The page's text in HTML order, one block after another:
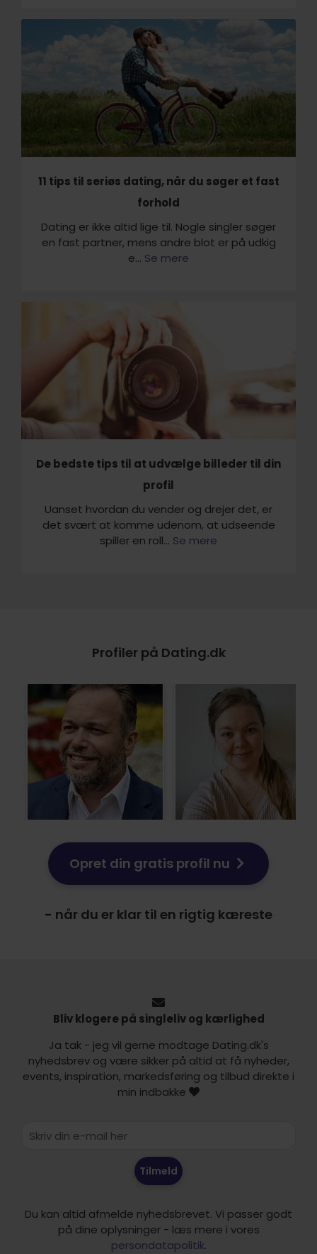
11 tips til seriøs dating, når du søger et fast
forhold
Dating er ikke altid lige til. Nogle singler søger
en fast partner, mens andre blot er på udkig
e... Se mere
De bedste tips til at udvælge billeder til din
profil
Uanset hvordan du vender og drejer det, er
det svært at komme udenom, at udseende
spiller en roll... Se mere
Profiler på Dating.dk
Opret din gratis profil nu
- når du er klar til en rigtig kæreste
Bliv klogere på singleliv og kærlighed
Ja tak - jeg vil gerne modtage Dating.dk's
nyhedsbrev og være sikker på altid at få nyheder,
events, inspiration, markedsføring og tilbud direkte i
min indbakke
Tilmeld
Du kan altid afmelde nyhedsbrevet. Vi passer godt
på dine oplysninger - læs mere i vores
persondatapolitik.